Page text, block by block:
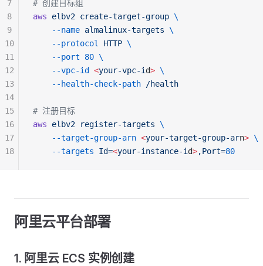
# 创建目标组
aws elbv2 create-target-group \
    --name
almalinux-targets \
    --protocol
HTTP \
    --port
80 \
    --vpc-id
<your-vpc-i d> \
    --health-check-path
/health
# 注册目标
aws elbv2 register-targets \
    --target-group-arn
<your-target-group-arn> \
    --targets
Id=<your-instance-i d>,Port=80
7
8
9
10
11
12
13
14
15
16
17
18
阿里云平台部署
1. 阿里云 ECS 实例创建